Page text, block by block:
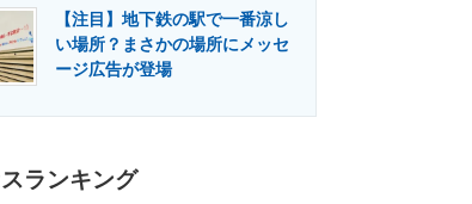
【注目】地下鉄の駅で一番涼し
い場所？まさかの場所にメッセ
ージ広告が登場
ランキング